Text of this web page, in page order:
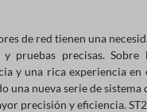
de red tienen una
pruebas precisas. Sobre
y una rica experiencia
una nueva serie de
precisión y eficiencia.